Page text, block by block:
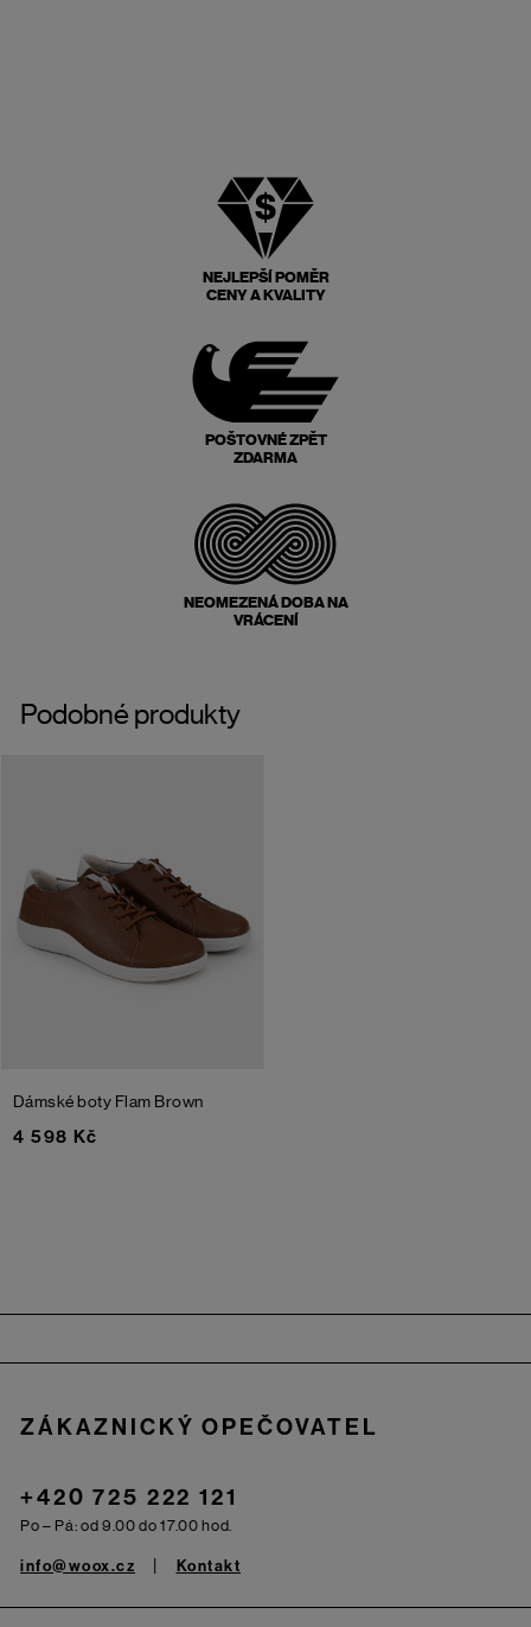
NEJLEPŠÍ POMĚR
CENY A KVALITY
POŠTOVNÉ ZPĚT
ZDARMA
NEOMEZENÁ DOBA NA
VRÁCENÍ
Podobné produkty
Dámské boty Flam Brown
4 598 Kč
ZÁKAZNICKÝ OPEČOVATEL
+420 725 222 121
Po – Pá: od 9.00 do 17.00 hod.
info@woox.cz Kontakt